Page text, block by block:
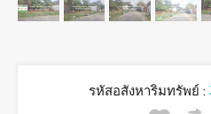
รหัสอสังหาริมทรัพย์ :